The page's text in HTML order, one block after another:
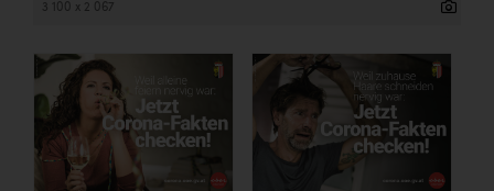
3 100 x 2 067